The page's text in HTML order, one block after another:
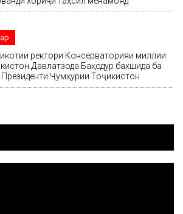
ректори Консерваторияи миллии
Давлатзода Баҳодур бахшида ба
Президенти Ҷумҳурии Тоҷикистон